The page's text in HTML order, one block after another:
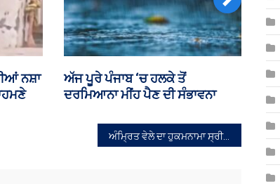
ਪੰਜਾਬ ‘ਚ ਬੈਂਕ ਦੇ ਕੈਸ਼ੀਅਰ ‘ਤੇ ਜਾਨਲੇਵਾ
ਹਮਲਾ
Next